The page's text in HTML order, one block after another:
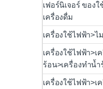
เฟอร์นิเจอร์ ของ
เครื่องดื่ม
เครื่องใช้ไฟฟ้า>ไ
เครื่องใช้ไฟฟ้า>เ
ร้อน>เครื่องทำน้
เครื่องใช้ไฟฟ้า>เ